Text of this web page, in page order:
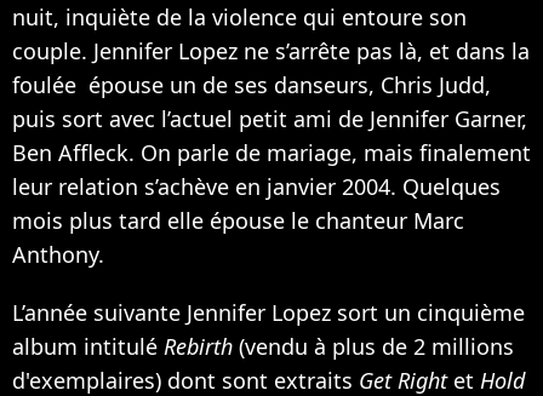
nuit, inquiète de la violence qui entoure son
couple. Jennifer Lopez ne s’arrête pas là, et dans la
foulée épouse un de ses danseurs, Chris Judd,
puis sort avec l’actuel petit ami de Jennifer Garner,
Ben Affleck. On parle de mariage, mais finalement
leur relation s’achève en janvier 2004. Quelques
mois plus tard elle épouse le chanteur Marc
Anthony.
L’année suivante Jennifer Lopez sort un cinquième
album intitulé Rebirth (vendu à plus de 2 millions
d'exemplaires) dont sont extraits Get Rightet Hold